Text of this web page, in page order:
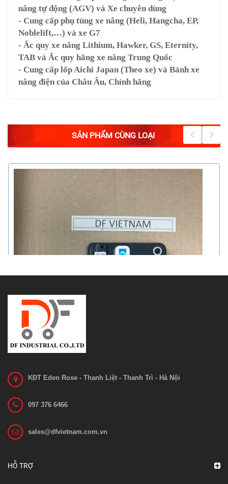
nâng tự động (AGV) và Xe chuyên dùng
- Cung cấp phụ tùng xe nâng (Heli, Hangcha, EP,
Noblelift,…) và xe G7
- Ắc quy xe nâng Lithium, Hawker, GS, Eternity,
TAB và Ắc quy hãng xe nâng Trung Quốc
- Cung cấp lốp Aichi Japan (Theo xe) và Bánh xe
nâng điện của Châu Âu, Chính hãng
SẢN PHẨM CÙNG LOẠI
KĐT Eden Rose - Thanh Liệt - Thanh Trì - Hà Nội
097 376 6466
sales@dfvietnam.com.vn
HỖ TRỢ